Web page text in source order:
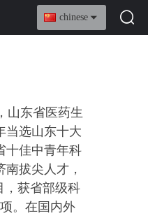
chinese
山东省医药生
当选山东十大
十佳中青年科
拔尖人才，
，获省部级科
。在国内外